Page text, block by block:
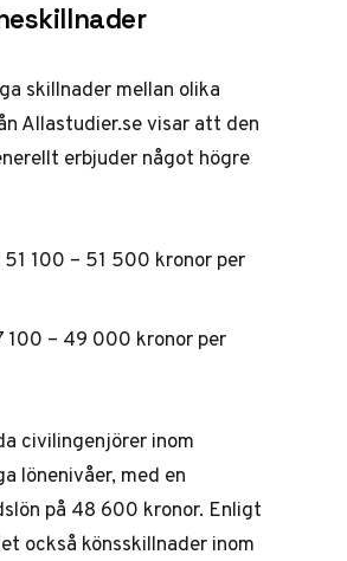
skillnader mellan olika
Allastudier.sevisar att den
erbjuder något högre
100 – 51 500 kronor per
100 – 49 000 kronor per
civilingenjörer inom
lönenivåer, med en
på 48 600 kronor. Enligt
också könsskillnader inom